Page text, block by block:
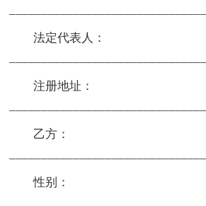
法定代表人：
注册地址：
乙方：
性别：